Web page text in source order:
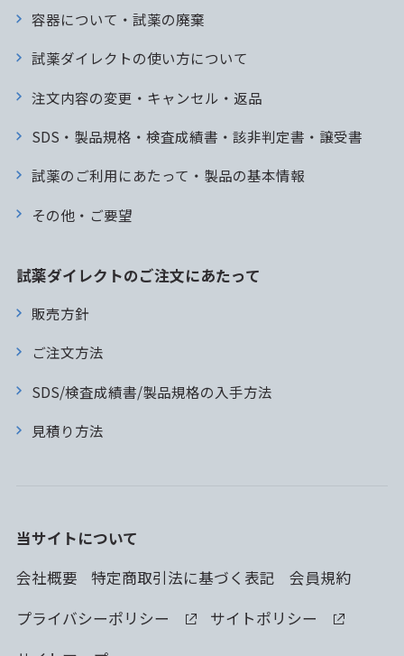
容器について・試薬の廃棄
試薬ダイレクトの使い方について
注文内容の変更・キャンセル・返品
SDS・製品規格・検査成績書・該非判定書・譲受書
試薬のご利用にあたって・製品の基本情報
その他・ご要望
試薬ダイレクトのご注文にあたって
販売方針
ご注文方法
SDS/検査成績書/製品規格の入手方法
見積り方法
当サイトについて
会社概要
特定商取引法に基づく表記
会員規約
プライバシーポリシー
サイトポリシー